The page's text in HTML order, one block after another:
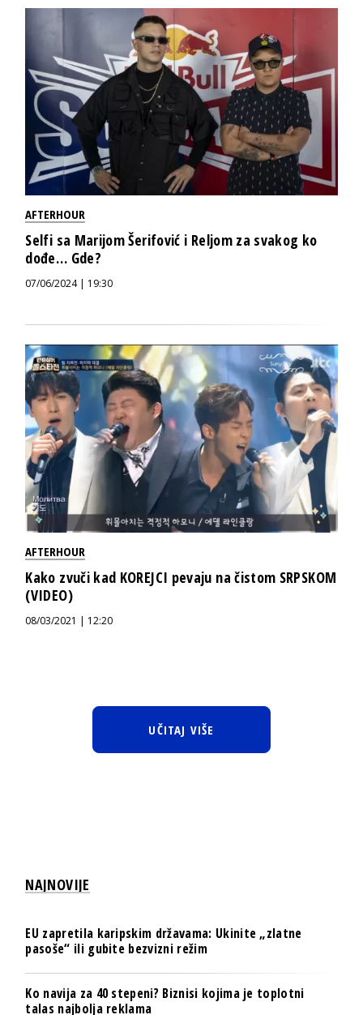
AFTERHOUR
Selfi sa Marijom Šerifović i Reljom za svakog ko
dođe… Gde?
07/06/2024 | 19:30
AFTERHOUR
Kako zvuči kad KOREJCI pevaju na čistom SRPSKOM
(VIDEO)
08/03/2021 | 12:20
UČITAJ VIŠE
NAJNOVIJE
EU zapretila karipskim državama: Ukinite „zlatne
pasoše“ ili gubite bezvizni režim
Ko navija za 40 stepeni? Biznisi kojima je toplotni
talas najbolja reklama